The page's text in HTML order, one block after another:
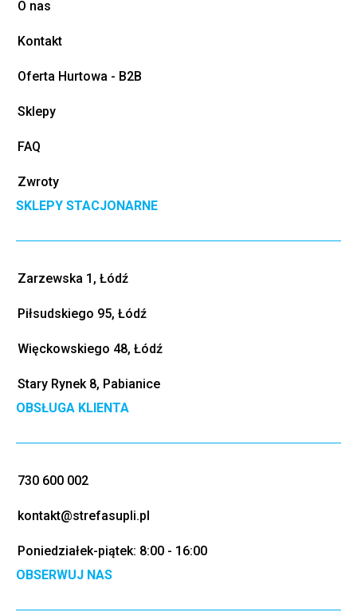
O nas
Kontakt
Oferta Hurtowa - B2B
Sklepy
FAQ
Zwroty
SKLEPY STACJONARNE
Zarzewska 1, Łódź
Piłsudskiego 95, Łódź
Więckowskiego 48, Łódź
Stary Rynek 8, Pabianice
OBSŁUGA KLIENTA
730 600 002
kontakt@strefasupli.pl
Poniedziałek-piątek: 8:00 - 16:00
OBSERWUJ NAS